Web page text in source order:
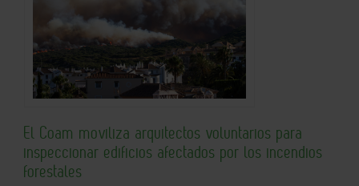
El Coam moviliza arquitectos voluntarios para
inspeccionar edificios afectados por los incendios
forestales